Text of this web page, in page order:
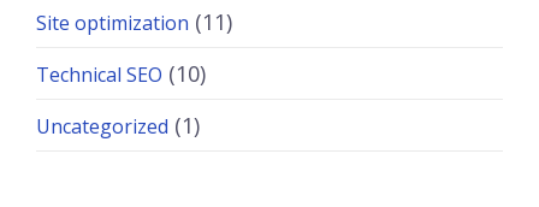
Site optimization (11)
Technical SEO (10)
Uncategorized (1)